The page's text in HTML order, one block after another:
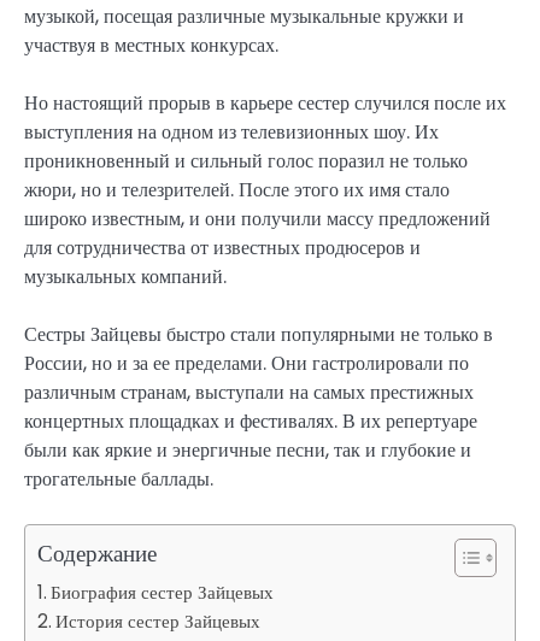
музыкой, посещая различные музыкальные кружки и
участвуя в местных конкурсах.
Но настоящий прорыв в карьере сестер случился после их
выступления на одном из телевизионных шоу. Их
проникновенный и сильный голос поразил не только
жюри, но и телезрителей. После этого их имя стало
широко известным, и они получили массу предложений
для сотрудничества от известных продюсеров и
музыкальных компаний.
Сестры Зайцевы быстро стали популярными не только в
России, но и за ее пределами. Они гастролировали по
различным странам, выступали на самых престижных
концертных площадках и фестивалях. В их репертуаре
были как яркие и энергичные песни, так и глубокие и
трогательные баллады.
Содержание
Биография сестер Зайцевых
История сестер Зайцевых